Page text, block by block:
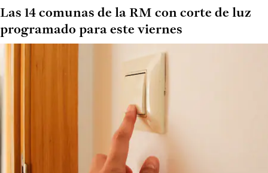
Las 14 comunas de la RM con corte de luz
programado para este viernes